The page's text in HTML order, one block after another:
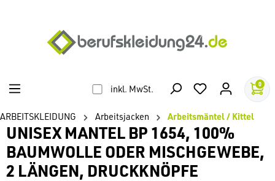
inkl. MwSt. 0
ARBEITSKLEIDUNG Arbeitsjacken Arbeitsmäntel / Kittel
UNISEX MANTEL BP 1654, 100%
BAUMWOLLE ODER MISCHGEWEBE,
2 LÄNGEN, DRUCKKNÖPFE